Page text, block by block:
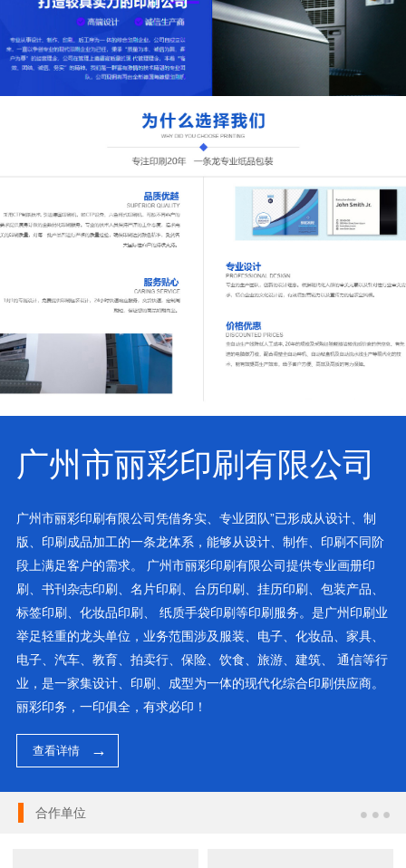
广州市丽彩印刷有限公司
广州市丽彩印刷有限公司凭借务实、专业团队”已形成从设计、制
版、印刷成品加工的一条龙体系，能够从设计、制作、印刷不同阶
段上满足客户的需求。 广州市丽彩印刷有限公司提供专业画册印
刷、书刊杂志印刷、名片印刷、台历印刷、挂历印刷、包装产品、
标签印刷、化妆品印刷、 纸质手袋印刷等印刷服务。是广州印刷业
举足轻重的龙头单位，业务范围涉及服装、电子、化妆品、家具、
电子、汽车、教育、拍卖行、保险、饮食、旅游、建筑、 通信等行
业，是一家集设计、印刷、成型为一体的现代化综合印刷供应商。
丽彩印务，一印俱全，有求必印！
查看详情
合作单位